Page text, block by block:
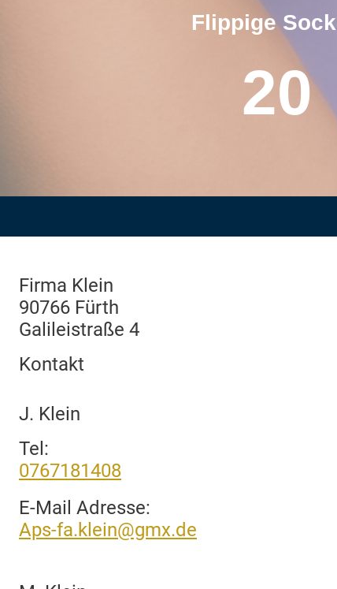
Flippige
20
Firma Klein
90766 Fürth
Galileistraße 4
Kontakt
J. Klein
Tel:
0767181408
E-Mail Adresse:
Aps-fa.klein@gmx.de